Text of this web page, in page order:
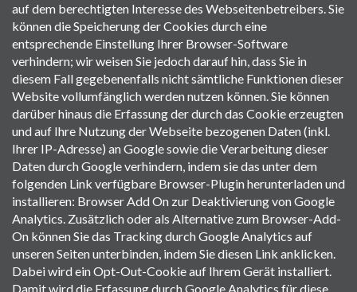
auf dem berechtigten Interesse des Webseitenbetreibers. Sie
können die Speicherung der Cookies durch eine
entsprechende Einstellung Ihrer Browser-Software
verhindern; wir weisen Sie jedoch darauf hin, dass Sie in
diesem Fall gegebenenfalls nicht sämtliche Funktionen dieser
Website vollumfänglich werden nutzen können. Sie können
darüber hinaus die Erfassung der durch das Cookie erzeugten
und auf Ihre Nutzung der Webseite bezogenen Daten (inkl.
Ihrer IP-Adresse) an Google sowie die Verarbeitung dieser
Daten durch Google verhindern, indem sie das unter dem
folgenden Link verfügbare Browser-Plugin herunterladen und
installieren: Browser Add On zur Deaktivierung von Google
Analytics. Zusätzlich oder als Alternative zum Browser-Add-
On können Sie das Tracking durch Google Analytics auf
unseren Seiten unterbinden, indem Sie diesen Link anklicken.
Dabei wird ein Opt-Out-Cookie auf Ihrem Gerät installiert.
Damit wird die Erfassung durch Google Analytics für diese